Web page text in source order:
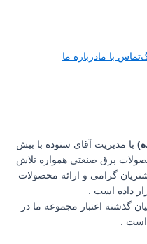
مادرباره ما
آقای ستوده با بیش
برق صنعتی همواره تلاش
و ارائه محصولات
است .
اعتبار مجموعه ما در